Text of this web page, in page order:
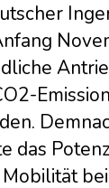
das